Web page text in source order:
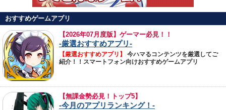
おすすめゲームアプリ
【2026年07月度版】ゲーマー必見！！
-厳選おすすめアプリ-
【厳選おすすめアプリ】
今ハマるコンテンツを厳選してご
紹介！！スマートフォン向けおすすめゲームアプリ
【無課金勢必見！トップ5】
-今月のアプリランキング！-